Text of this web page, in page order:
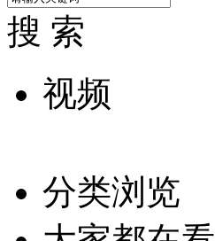
搜 索
视频
分类浏览